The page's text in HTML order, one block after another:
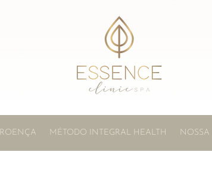
MÉTODO INTEGRAL HEALTH NOSSA